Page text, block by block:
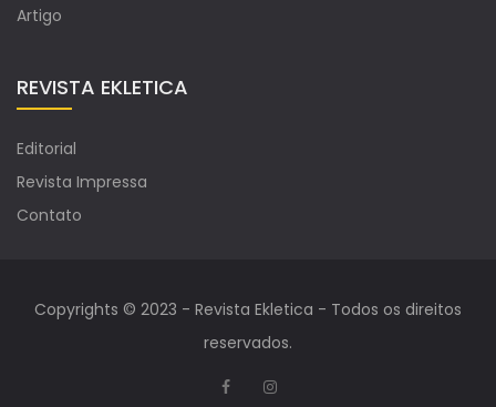
Artigo
REVISTA EKLETICA
Editorial
Revista Impressa
Contato
Copyrights © 2023 - Revista Ekletica - Todos os direitos
reservados.